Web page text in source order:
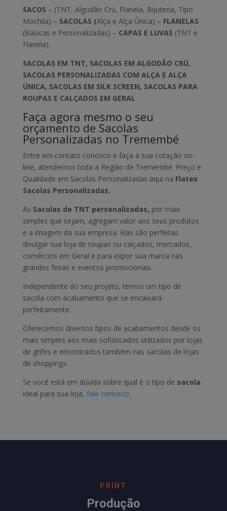
SACOS – (TNT, Algodão Crú, Flanela, Bijuteria, Tipo
Mochila) – SACOLAS (Alça e Alça Única) – FLANELAS
(Básicas e Personalizadas) – CAPAS E LUVAS (TNT e
Flanela).
SACOLAS EM TNT, SACOLAS EM ALGODÃO CRÚ,
SACOLAS PERSONALIZADAS COM ALÇA E ALÇA
ÚNICA, SACOLAS EM SILK SCREEN, SACOLAS PARA
ROUPAS E CALÇADOS EM GERAL
Faça agora mesmo o seu
orçamento de Sacolas
Personalizadas no Tremembé
Entre em contato conosco e faça a sua cotação on-
line, atendemos toda a Região de Tremembé. Preço e
Qualidade em Sacolas Personalizadas aqui na Flatex
Sacolas Personalizadas.
As Sacolas de TNT personalizadas, por mais
simples que sejam, agregam valor aos seus produtos
e a imagem da sua empresa. Elas são perfeitas
divulgar sua loja de roupas ou calçados, mercados,
comércios em Geral e para expor sua marca nas
grandes feiras e eventos promocionais.
Independente do seu projeto, temos um tipo de
sacola com acabamento que se encaixará
perfeitamente.
Oferecemos diversos tipos de acabamentos desde os
mais simples aos mais sofisticados utilizados por lojas
de grifes e encontrados também nas sacolas de lojas
de shoppings.
Se você está em dúvida sobre qual é o tipo de sacola
ideal para sua loja, fale conosco.
PRINT
Produção